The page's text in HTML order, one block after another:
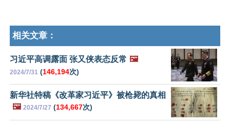
相关文章：
习近平高调露面 张又侠表态反常 🖼️
2024/7/31 (146,194次)
新华社特稿《改革家习近平》被枪毙的真相
🖼️ 2024/7/27 (134,667次)